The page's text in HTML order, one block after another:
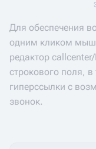
Для обеспечения
одним кликом
редактор
строкового поля, в
гиперссылки с
звонок.